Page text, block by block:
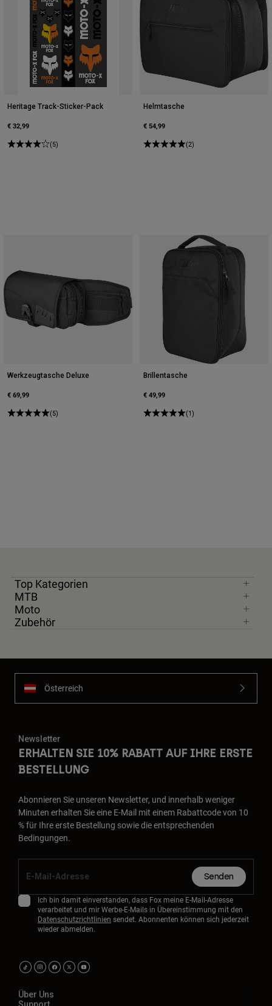
Heritage Track-Sticker-Pack
€ 32,99
(5)
Helmtasche
€ 54,99
(2)
Werkzeugtasche Deluxe
€ 69,99
(5)
Brillentasche
€ 49,99
(1)
Top Kategorien
MTB
Moto
Zubehör
Österreich
Newsletter
ERHALTEN SIE 10% RABATT AUF IHRE ERSTE
BESTELLUNG
Abonnieren Sie unseren Newsletter, und innerhalb weniger
Minuten erhalten Sie eine E-Mail mit einem Rabattcode von 10
% für Ihre erste Bestellung sowie die entsprechenden
Bedingungen.
Senden
Ich bin damit einverstanden, dass Fox meine E-Mail-Adresse
verarbeitet und mir Werbe-E-Mails in Übereinstimmung mit den
Datenschutzrichtlinien sendet. Abonnenten können sich jederzeit
wieder abmelden.
Über Uns